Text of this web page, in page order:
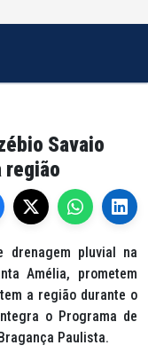
Savaio
região
drenagem pluvial na
Amélia, prometem
a região durante o
o Programa de
Paulista.